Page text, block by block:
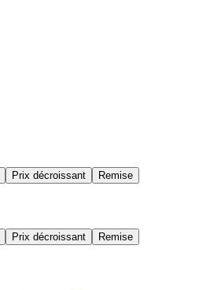
Prix décroissant Remise
Prix décroissant Remise